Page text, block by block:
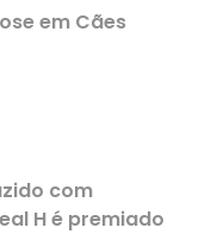
em Cães
com
H é premiado